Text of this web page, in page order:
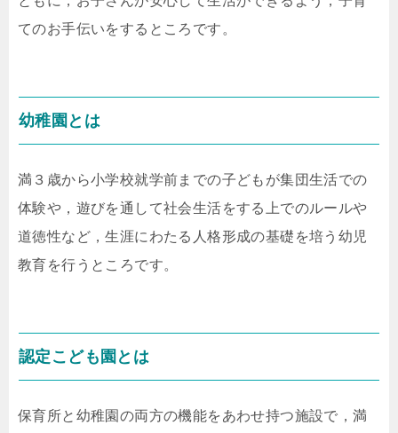
てのお手伝いをするところです。
幼稚園とは
満３歳から小学校就学前までの子どもが集団生活での
体験や，遊びを通して社会生活をする上でのルールや
道徳性など，生涯にわたる人格形成の基礎を培う幼児
教育を行うところです。
認定こども園とは
保育所と幼稚園の両方の機能をあわせ持つ施設で，満